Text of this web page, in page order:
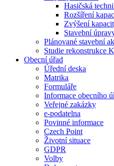
Hasičská
Rozšíření
Zvýšení
Stavební
Plánované stavební
Studie
Obecní úřad
Úřední deska
Matrika
Formuláře
Informace obecního
Veřejné zakázky
e-podatelna
Povinné informace
Czech Point
Životní situace
GDPR
Volby